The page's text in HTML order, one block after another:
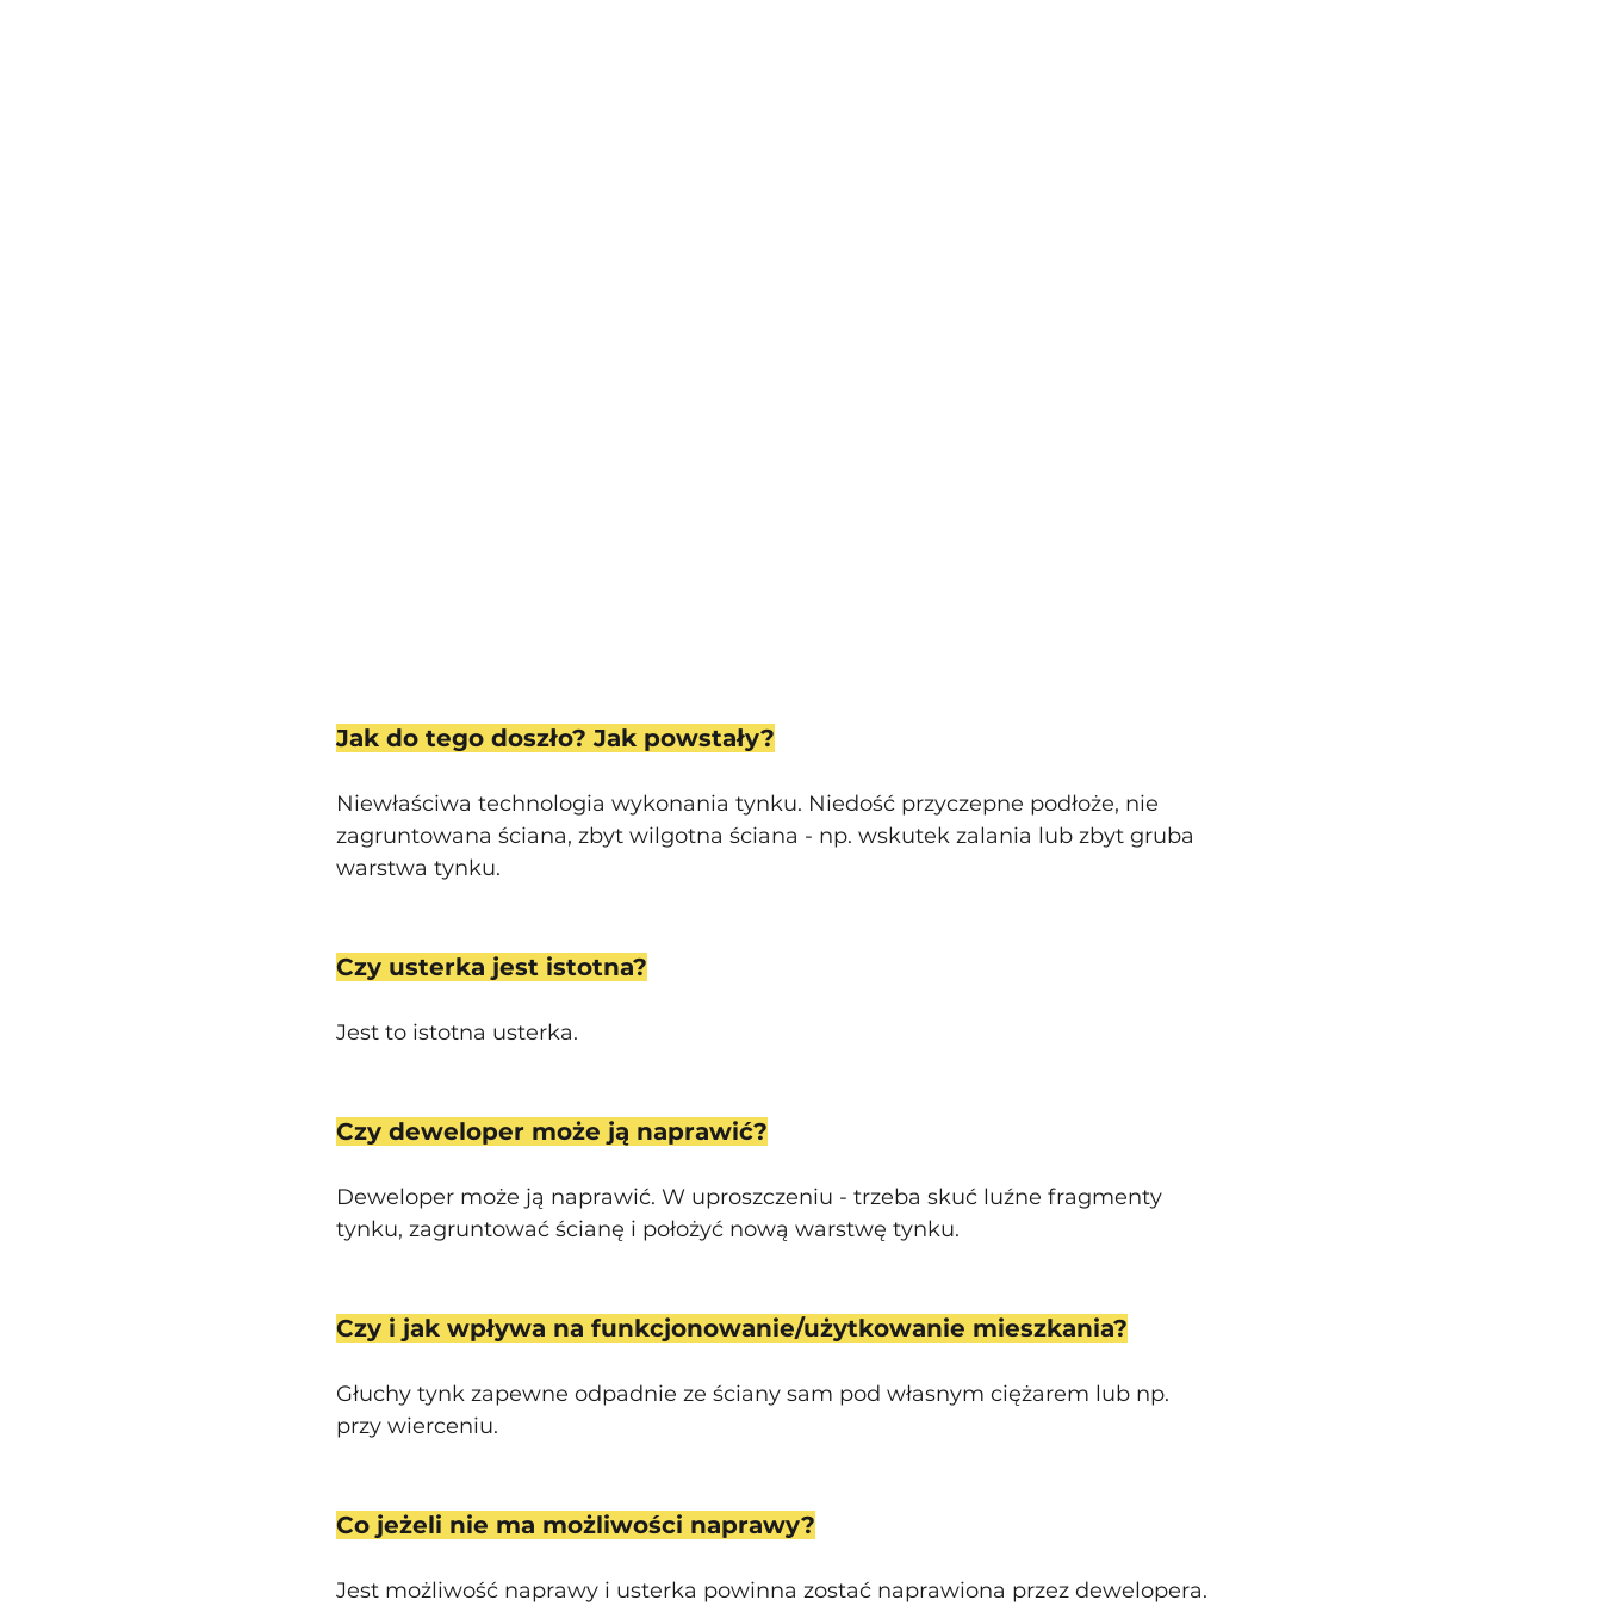
Jak do tego doszło? Jak powstały?
Niewłaściwa technologia wykonania tynku. Niedość przyczepne podłoże, nie
zagruntowana ściana, zbyt wilgotna ściana - np. wskutek zalania lub zbyt gruba
warstwa tynku.
Czy usterka jest istotna?
Jest to istotna usterka.
Czy deweloper może ją naprawić?
Deweloper może ją naprawić. W uproszczeniu - trzeba skuć luźne fragmenty
tynku, zagruntować ścianę i położyć nową warstwę tynku.
Czy i jak wpływa na funkcjonowanie/użytkowanie mieszkania?
Głuchy tynk zapewne odpadnie ze ściany sam pod własnym ciężarem lub np.
przy wierceniu.
Co jeżeli nie ma możliwości naprawy?
Jest możliwość naprawy i usterka powinna zostać naprawiona przez dewelopera.